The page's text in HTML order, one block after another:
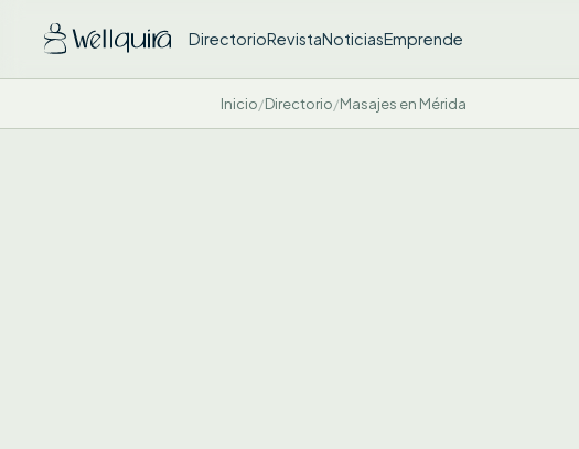
DirectorioRevistaNoticiasEmprende
Inicio/Directorio/Masajes en Mérida